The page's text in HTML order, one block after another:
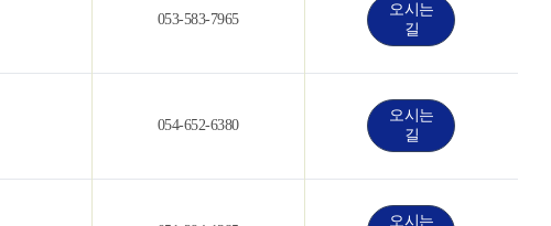
053-583-7965
오시는
길
054-652-6380
오시는
길
오시는